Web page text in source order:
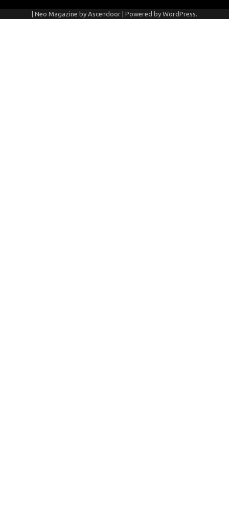
| Neo Magazine by Ascendoor | Powered by WordPress.